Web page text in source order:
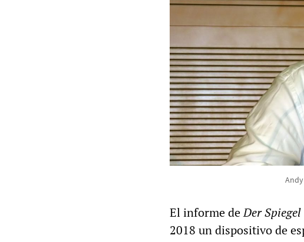
El informe deDer Spiegel
2018 un dispositivo de